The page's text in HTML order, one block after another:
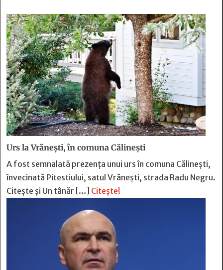
Urs la Vrănești, în comuna Călinești
A fost semnalată prezența unui urs în comuna Călinești,
învecinată Pitestiului, satul Vrănești, strada Radu Negru.
Citește și Un tânăr […] Citește!